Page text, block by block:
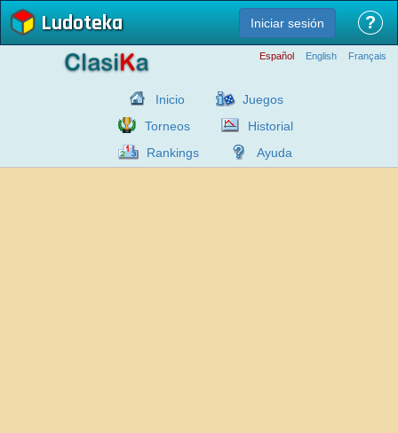
Ludoteka Iniciar sesión ?
Español English Français
Inicio
Juegos
Torneos
Historial
Rankings
Ayuda